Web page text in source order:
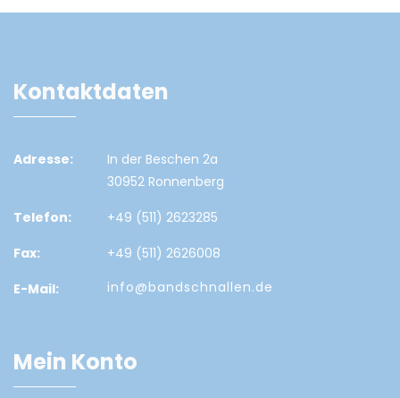
Kontaktdaten
Adresse:
In der Beschen 2a
30952 Ronnenberg
Telefon:
+49 (511) 2623285
Fax:
+49 (511) 2626008
E-Mail:
info@bandschnallen.de
Mein Konto